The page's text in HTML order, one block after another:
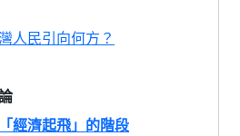
人民引向何方？
經濟起飛」的階段